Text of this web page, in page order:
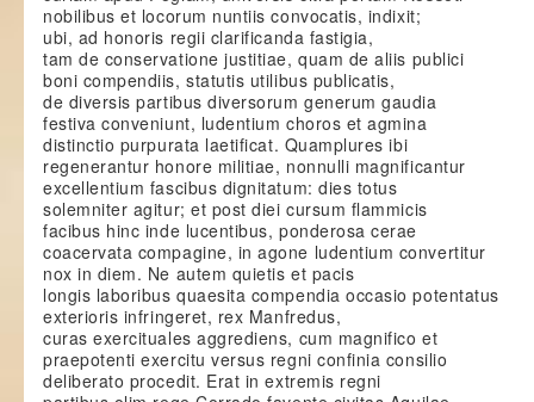
nobilibus et locorum nuntiis convocatis, indixit;
ubi, ad honoris regii clarificanda fastigia,
tam de conservatione justitiae, quam de aliis publici
boni compendiis, statutis utilibus publicatis,
de diversis partibus diversorum generum gaudia
festiva conveniunt, ludentium choros et agmina
distinctio purpurata laetificat. Quamplures ibi
regenerantur honore militiae, nonnulli magnificantur
excellentium fascibus dignitatum: dies totus
solemniter agitur; et post diei cursum flammicis
facibus hinc inde lucentibus, ponderosa cerae
coacervata compagine, in agone ludentium convertitur
nox in diem. Ne autem quietis et pacis
longis laboribus quaesita compendia occasio potentatus
exterioris infringeret, rex Manfredus,
curas exercituales aggrediens, cum magnifico et
praepotenti exercitu versus regni confinia consilio
deliberato procedit. Erat in extremis regni